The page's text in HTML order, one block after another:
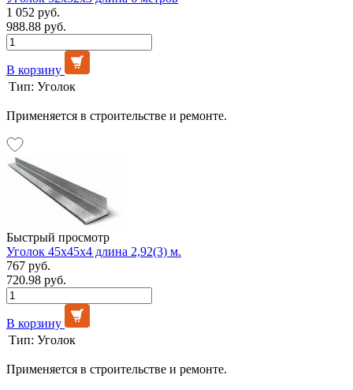
1 052 руб.
988.88 руб.
В корзину
Тип: Уголок
Применяется в строительстве и ремонте.
Быстрый просмотр
Уголок 45х45х4 длина 2,92(3) м.
767 руб.
720.98 руб.
В корзину
Тип: Уголок
Применяется в строительстве и ремонте.